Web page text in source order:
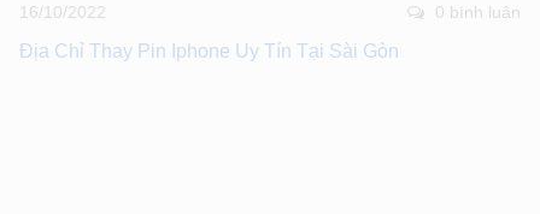
16/10/2022 0 bình luân
Địa Chỉ Thay Pin Iphone Uy Tín Tại Sài Gòn